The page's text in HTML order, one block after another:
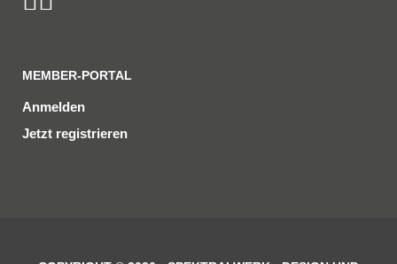
MEMBER-PORTAL
Anmelden
Jetzt registrieren